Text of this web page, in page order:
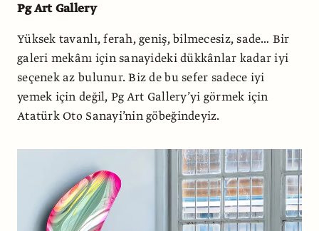
Pg Art Gallery
Yüksek tavanlı, ferah, geniş, bilmecesiz, sade… Bir
galeri mekânı için sanayideki dükkânlar kadar iyi
seçenek az bulunur. Biz de bu sefer sadece iyi
yemek için değil, Pg Art Gallery’yi görmek için
Atatürk Oto Sanayi’nin göbeğindeyiz.